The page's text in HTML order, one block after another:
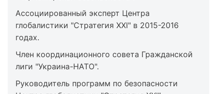
Ассоциированный эксперт Центра
глобалистики "Стратегия ХХІ" в 2015-2016
годах.
Член координационного совета Гражданской
лиги "Украина-НАТО".
Руководитель программ по безопасности